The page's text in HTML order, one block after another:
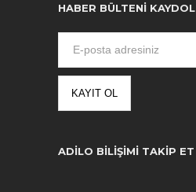
HABER BÜLTENI KAYDOL
ADILO BILIŞIMI TAKIP ET